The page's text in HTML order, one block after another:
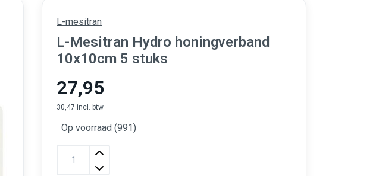
L-mesitran
L-Mesitran Hydro honingverband
10x10cm 5 stuks
27,95
30,47 incl. btw
Op voorraad (991)